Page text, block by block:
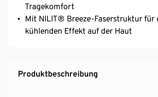
Tragekomfort
Mit NILIT® Breeze-Faserstruktur für
kühlenden Effekt auf der Haut
Produktbeschreibung